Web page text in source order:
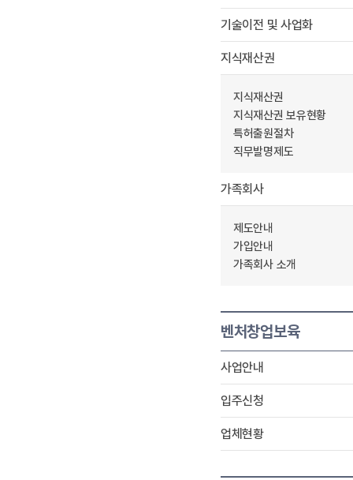
기술이전 및 사업화
지식재산권
지식재산권
지식재산권 보유현황
특허출원절차
직무발명제도
가족회사
제도안내
가입안내
가족회사 소개
벤처창업보육
사업안내
입주신청
업체현황